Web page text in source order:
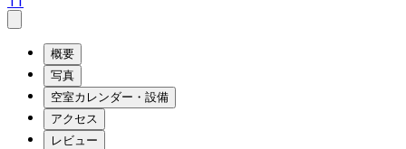
概要
写真
空室カレンダー・設備
アクセス
レビュー